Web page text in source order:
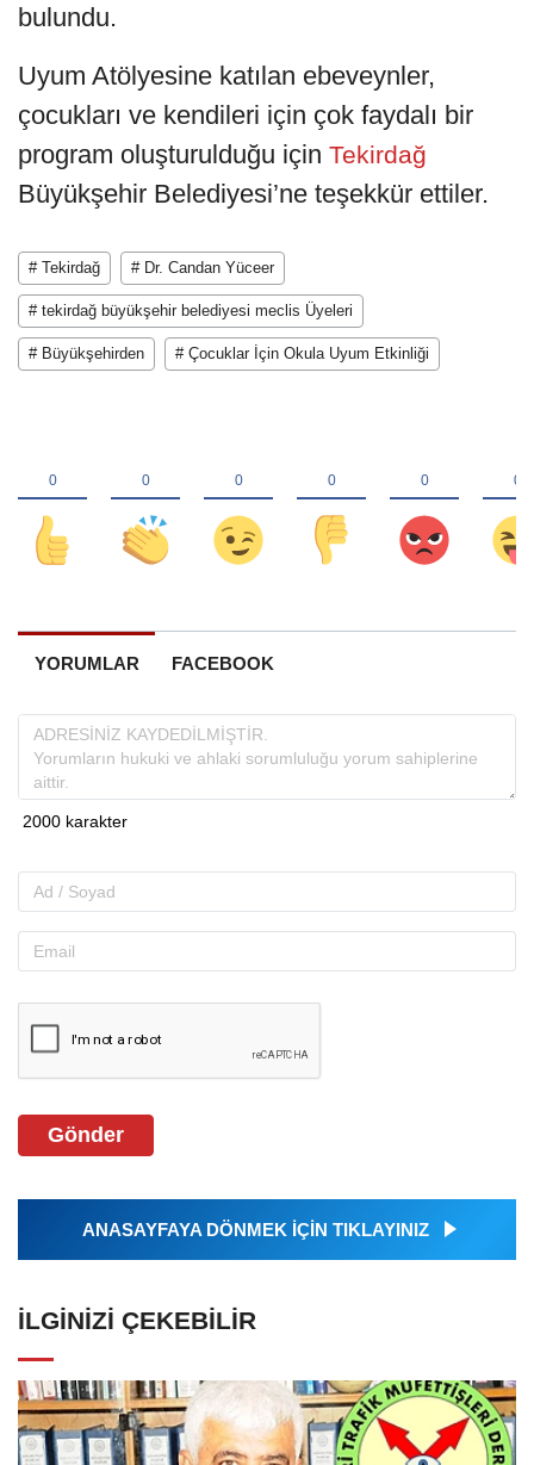
bulundu.
Uyum Atölyesine katılan ebeveynler,
çocukları ve kendileri için çok faydalı bir
program oluşturulduğu için Tekirdağ
Büyükşehir Belediyesi’ne teşekkür ettiler.
# Tekirdağ # Dr. Candan Yüceer
# tekirdağ büyükşehir belediyesi meclis Üyeleri
# Büyükşehirden # Çocuklar İçin Okula Uyum Etkinliği
YORUMLAR FACEBOOK
Gönder
ANASAYFAYA DÖNMEK İÇİN TIKLAYINIZ
İLGINIZI ÇEKEBILIR